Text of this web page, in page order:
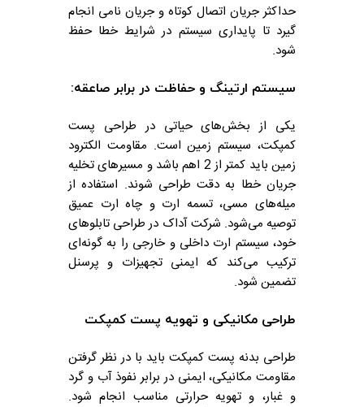
حداکثر جریان اتصال کوتاه و جریان نامی انجام
گیرد تا پایداری سیستم در شرایط خطا حفظ
شود.
سیستم ارتینگ و حفاظت در برابر صاعقه:
یکی از بخش‌های حیاتی در طراحی پست
کمپکت، سیستم زمین است. مقاومت الکترود
زمین باید کمتر از 2 اهم باشد و مسیرهای تخلیه
جریان خطا به دقت طراحی شوند. استفاده از
میله‌های مسی، تسمه ارت و چاه ارت عمیق
توصیه می‌شود. شرکت آداک در طراحی تابلوهای
خود، سیستم ارت داخلی و خارجی را به گونه‌ای
ترکیب می‌کند که ایمنی تجهیزات و پرسنل
تضمین شود.
طراحی مکانیکی و تهویه پست کمپکت
طراحی بدنه پست کمپکت باید با در نظر گرفتن
مقاومت مکانیکی، ایمنی در برابر نفوذ آب و گرد
و غبار، و تهویه حرارتی مناسب انجام شود.